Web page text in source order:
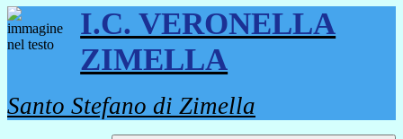
I.C. VERONELLA
ZIMELLA
Santo Stefano di Zimella